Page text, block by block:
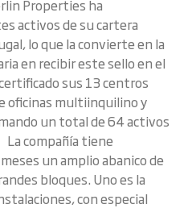
Properties ha
activos de su cartera
lo que la convierte en la
en recibir este sello en el
sus 13 centros
oficinas multiinquilino y
un total de 64 activos
La compañía tiene
un amplio abanico de
bloques. Uno es la
con especial